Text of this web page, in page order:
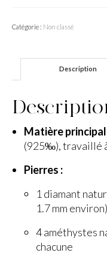
Massif
Catégorie : Non classé
Description
Matière
(925‰), travaillé
Pierres :
1 diamant
1.7 mm environ)
4 améthystes
chacune